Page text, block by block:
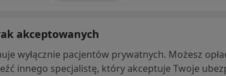
akceptowanych
wyłącznie pacjentów prywatnych. Możesz
innego specjalistę, który akceptuje Twoje